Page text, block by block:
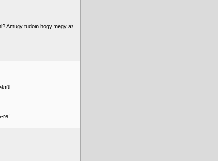
Amugy tudom hogy megy az
re!